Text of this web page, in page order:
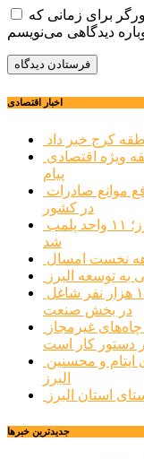
برای زمانی که
اخبار اقتصادی
کرج خبر داد
پیام
در کشور
شد
به توسعه البرز
در بخش صنعت
دستور کار است
البرز
جديدترين خبرها